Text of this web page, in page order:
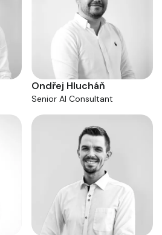
Ondřej Hlucháň
Senior AI Consultant